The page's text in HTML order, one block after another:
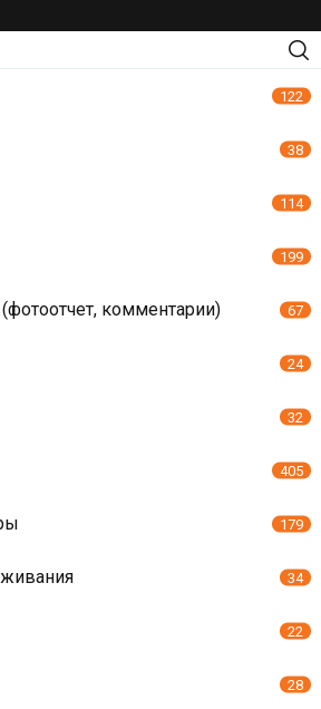
122
38
114
199
комментарии) 67
24
32
405
179
34
22
28